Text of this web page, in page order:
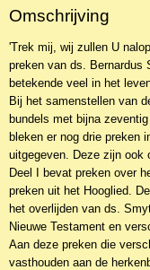
Productcode
NBKTPr-1274
EAN code
9789462780095
Omschrijving
'Trek mij, wij zullen U
preken van ds. Bernardus
betekende veel in het
Bij het samenstellen van
bundels met bijna
bleken er nog drie preken
uitgegeven. Deze zijn ook
Deel I bevat preken over
preken uit het Hooglied.
het overlijden van ds.
Nieuwe Testament en
Aan deze preken die
vasthouden aan de